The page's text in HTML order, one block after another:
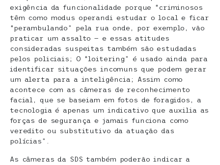
exigência da funcionalidade porque “criminosos
têm como modus operandi estudar o local e ficar
“perambulando” pela rua onde, por exemplo, vão
praticar um assalto — e essas atitudes
consideradas suspeitas também são estudadas
pelos policiais; O “loitering” é usado ainda para
identificar situações incomuns que podem gerar
um alerta para a inteligência; Assim como
acontece com as câmeras de reconhecimento
facial, que se baseiam em fotos de foragidos, a
tecnologia é apenas um indicativo que auxilia as
forças de segurança e jamais funciona como
veredito ou substitutivo da atuação das
polícias”.
As câmeras da SDS também poderão indicar a